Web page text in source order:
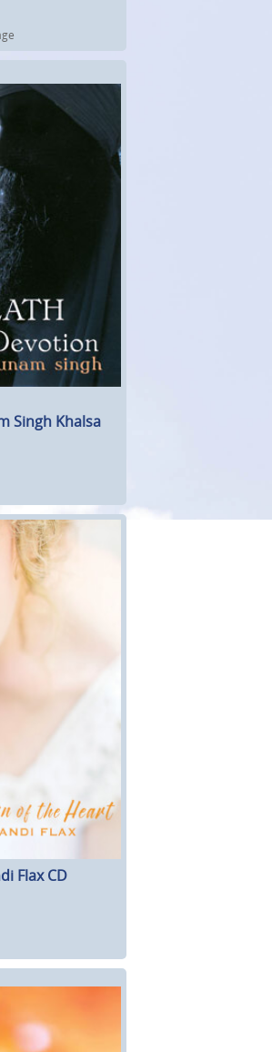
Singh Khalsa
Flax CD